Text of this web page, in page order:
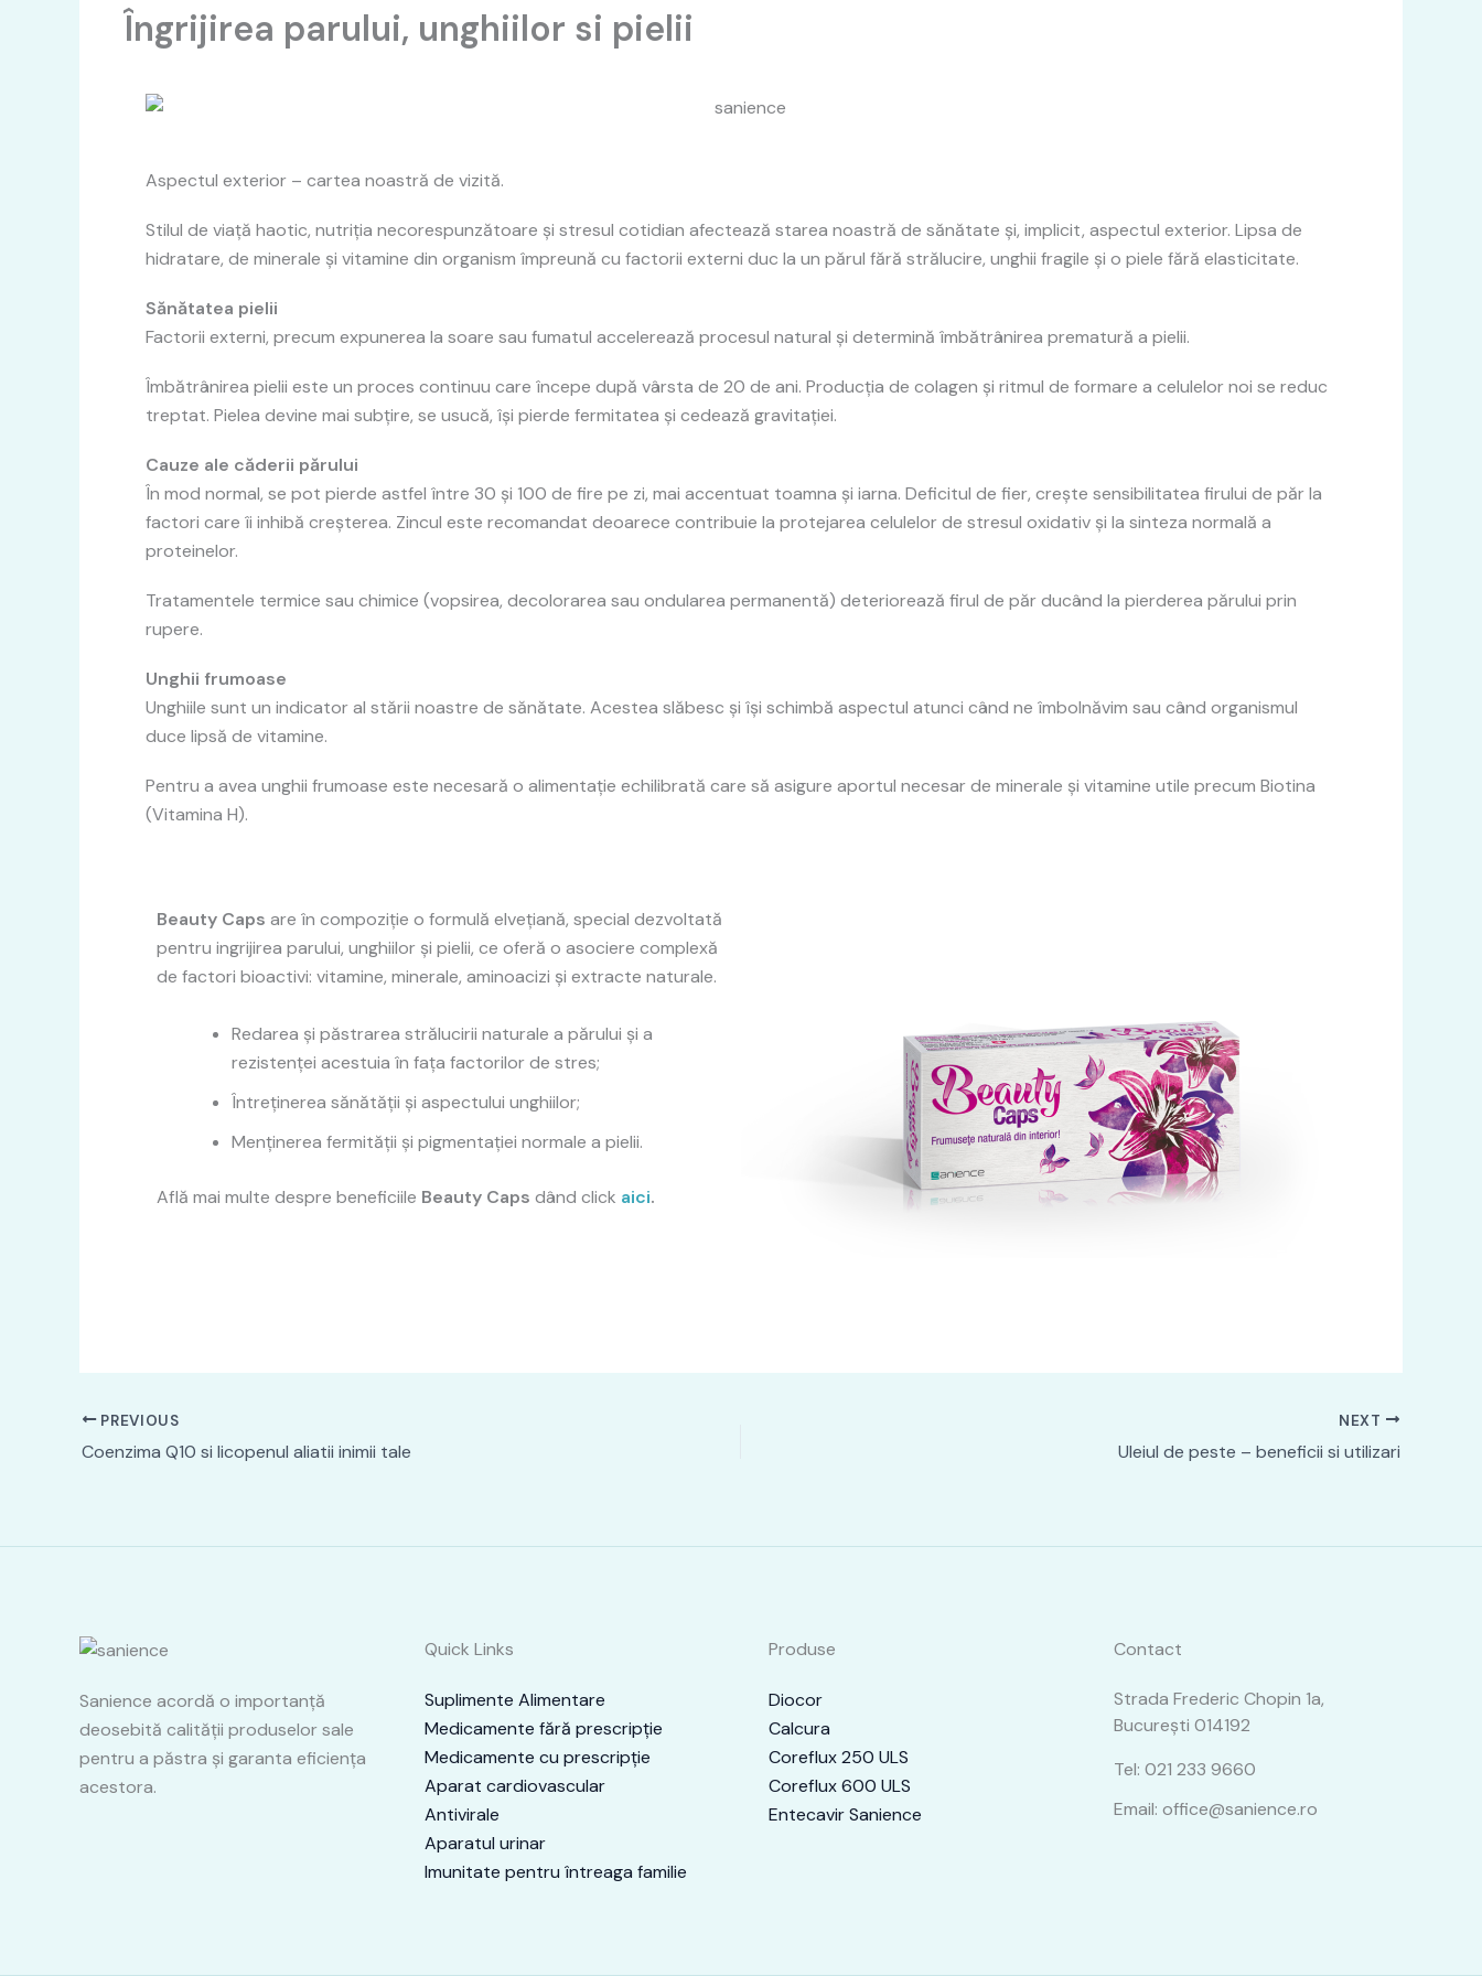
Îngrijirea parului, unghiilor si pielii
Aspectul exterior – cartea noastră de vizită.
Stilul de viață haotic, nutriția necorespunzătoare și stresul cotidian afectează starea noastră de sănătate și, implicit, aspectul exterior. Lipsa de
hidratare, de minerale și vitamine din organism împreună cu factorii externi duc la un părul fără strălucire, unghii fragile și o piele fără elasticitate.
Sănătatea pielii
Factorii externi, precum expunerea la soare sau fumatul accelerează procesul natural și determină îmbătrânirea prematură a pielii.
Îmbătrânirea pielii este un proces continuu care începe după vârsta de 20 de ani. Producția de colagen și ritmul de formare a celulelor noi se reduc
treptat. Pielea devine mai subțire, se usucă, își pierde fermitatea și cedează gravitației.
Cauze ale căderii părului
În mod normal, se pot pierde astfel între 30 și 100 de fire pe zi, mai accentuat toamna și iarna. Deficitul de fier, crește sensibilitatea firului de păr la
factori care îi inhibă creșterea. Zincul este recomandat deoarece contribuie la protejarea celulelor de stresul oxidativ și la sinteza normală a
proteinelor.
Tratamentele termice sau chimice (vopsirea, decolorarea sau ondularea permanentă) deteriorează firul de păr ducând la pierderea părului prin
rupere.
Unghii frumoase
Unghiile sunt un indicator al stării noastre de sănătate. Acestea slăbesc și își schimbă aspectul atunci când ne îmbolnăvim sau când organismul
duce lipsă de vitamine.
Pentru a avea unghii frumoase este necesară o alimentație echilibrată care să asigure aportul necesar de minerale și vitamine utile precum Biotina
(Vitamina H).
Beauty Caps are în compoziţie o formulă elveţiană, special dezvoltată
pentru ingrijirea parului, unghiilor şi pielii, ce oferă o asociere complexă
de factori bioactivi: vitamine, minerale, aminoacizi şi extracte naturale.
Redarea și păstrarea strălucirii naturale a părului și a
rezistenței acestuia în fața factorilor de stres;
Întreținerea sănătății și aspectului unghiilor;
Menținerea fermității și pigmentației normale a pielii.
Află mai multe despre beneficiile Beauty Caps dând click aici.
PREVIOUS
Coenzima Q10 si licopenul aliatii inimii tale
NEXT
Uleiul de peste – beneficii si utilizari
Sanience acordă o importanţă
deosebită calităţii produselor sale
pentru a păstra şi garanta eficienţa
acestora.
Quick Links
Suplimente Alimentare
Medicamente fără prescripţie
Medicamente cu prescripţie
Aparat cardiovascular
Antivirale
Aparatul urinar
Imunitate pentru întreaga familie
Produse
Diocor
Calcura
Coreflux 250 ULS
Coreflux 600 ULS
Entecavir Sanience
Contact
Strada Frederic Chopin 1a,
București 014192
Tel: 021 233 9660
Email: office@sanience.ro